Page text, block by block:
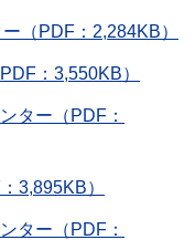
（PDF：2,284KB）
：3,550KB）
ター（PDF：
3,895KB）
ター（PDF：